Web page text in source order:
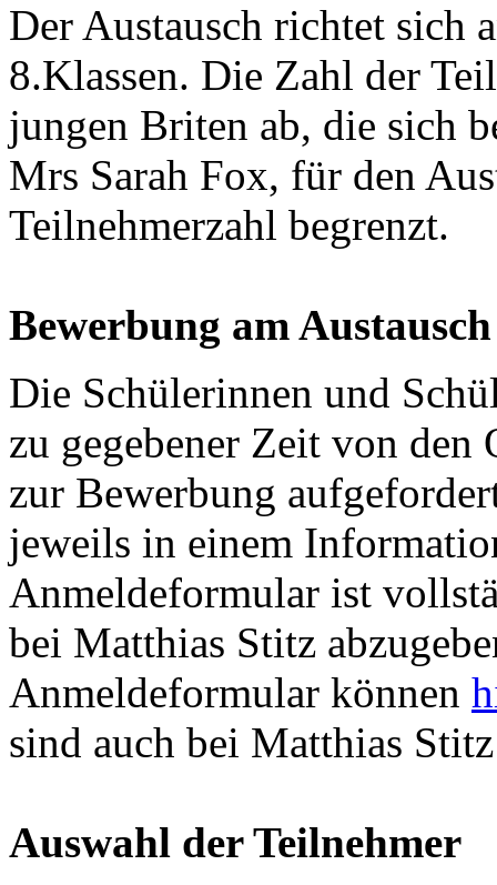
Der Austausch richtet sich
8.Klassen. Die Zahl der
jungen Briten ab, die sich
Mrs Sarah Fox, für den
Teilnehmerzahl begrenzt.
Bewerbung am Austausch
Die Schülerinnen und
zu gegebener Zeit von den
zur Bewerbung
jeweils in einem
Anmeldeformular ist
bei Matthias Stitz
Anmeldeformular können
sind auch bei Matthias
Auswahl der Teilnehmer